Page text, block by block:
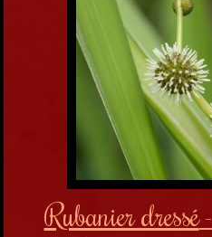
Rubanier dressé-